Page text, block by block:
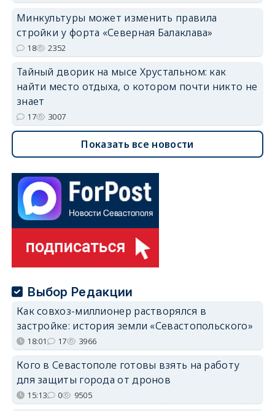
Минкультуры может изменить правила
стройки у форта «Северная Балаклава»
18 2352
Тайный дворик на мысе Хрустальном: как
найти место отдыха, о котором почти никто не
знает
17 3007
Показать все новости
Выбор Редакции
Как совхоз-миллионер растворялся в
застройке: история земли «Севастопольского»
18:01 17 3966
Кого в Севастополе готовы взять на работу
для защиты города от дронов
15:13 0 9505